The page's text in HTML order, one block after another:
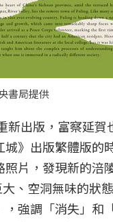
書局提供
新出版，富察延
》出版繁體版的
片，發現新的涪
、空洞無味的狀
強調「消失」和